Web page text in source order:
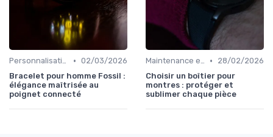
Personnalisation avec des Bracelets • 02/03/2026
Bracelet pour homme Fossil :
élégance maîtrisée au
poignet connecté
Maintenance et Mises à Jour •
28/02/2026
Choisir un boîtier pour
montres : protéger et
sublimer chaque pièce